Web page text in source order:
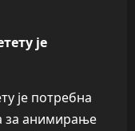
је
је потребна
за анимирање